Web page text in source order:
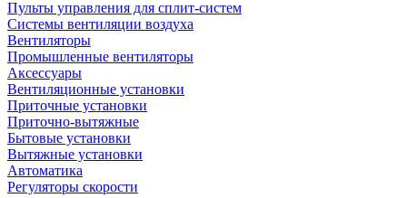
Пульты управления для сплит-систем
Системы вентиляции воздуха
Вентиляторы
Промышленные вентиляторы
Аксессуары
Вентиляционные установки
Приточные установки
Приточно-вытяжные
Бытовые установки
Вытяжные установки
Автоматика
Регуляторы скорости